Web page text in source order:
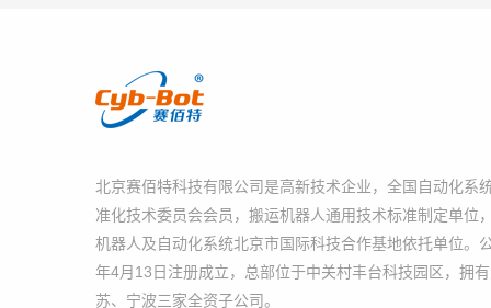
北京赛佰特科技有限公司是高新技术企业，全国自动化系
准化技术委员会会员，搬运机器人通用技术标准制定单位
机器人及自动化系统北京市国际科技合作基地依托单位。
年4月13日注册成立，总部位于中关村丰台科技园区，拥
苏、宁波三家全资子公司。